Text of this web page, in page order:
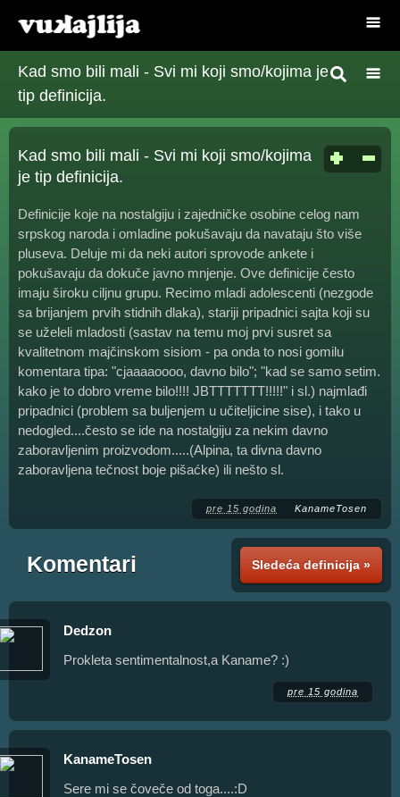
Kad smo bili mali - Svi mi koji smo/kojima je
tip definicija.
Kad smo bili mali - Svi mi koji smo/kojima
je tip definicija.
Definicije koje na nostalgiju i zajedničke osobine celog nam
srpskog naroda i omladine pokušavaju da navataju što više
pluseva. Deluje mi da neki autori sprovode ankete i
pokušavaju da dokuče javno mnjenje. Ove definicije često
imaju široku ciljnu grupu. Recimo mladi adolescenti (nezgode
sa brijanjem prvih stidnih dlaka), stariji pripadnici sajta koji su
se uželeli mladosti (sastav na temu moj prvi susret sa
kvalitetnom majčinskom sisiom - pa onda to nosi gomilu
komentara tipa: "cjaaaaoooo, davno bilo"; "kad se samo setim.
kako je to dobro vreme bilo!!!! JBTTTTTTT!!!!!" i sl.) najmlađi
pripadnici (problem sa buljenjem u učiteljicine sise), i tako u
nedogled....često se ide na nostalgiju za nekim davno
zaboravljenim proizvodom.....(Alpina, ta divna davno
zaboravljena tečnost boje pišaćke) ili nešto sl.
pre 15 godina KanameTosen
Sledeća definicija »
Komentari
Dedzon
Prokleta sentimentalnost,a Kaname? :)
pre 15 godina
KanameTosen
Sere mi se čoveče od toga....:D